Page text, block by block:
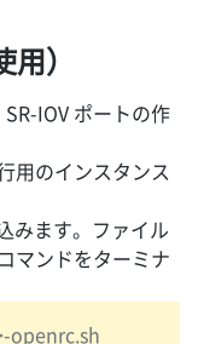
）
IOV ポートの作
用のインスタンス
みます。ファイル
マンドをターミナ
openrc.sh